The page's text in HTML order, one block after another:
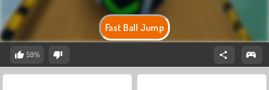
Fast Ball Jump
59%